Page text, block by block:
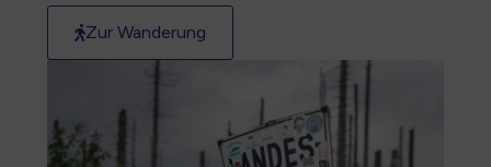
Zur Wanderung